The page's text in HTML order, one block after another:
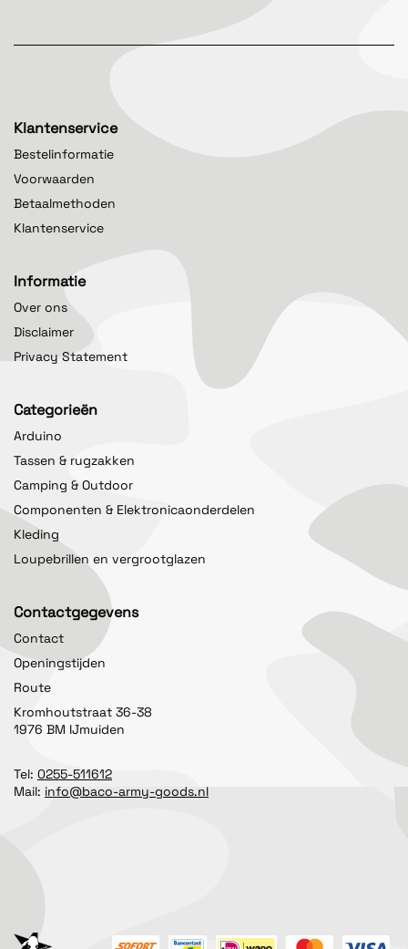
Klantenservice
Bestelinformatie
Voorwaarden
Betaalmethoden
Klantenservice
Informatie
Over ons
Disclaimer
Privacy Statement
Categorieën
Arduino
Tassen & rugzakken
Camping & Outdoor
Componenten & Elektronicaonderdelen
Kleding
Loupebrillen en vergrootglazen
Contactgegevens
Contact
Openingstijden
Route
Kromhoutstraat 36-38
1976 BM IJmuiden
Tel: 0255-511612
Mail: info@baco-army-goods.nl